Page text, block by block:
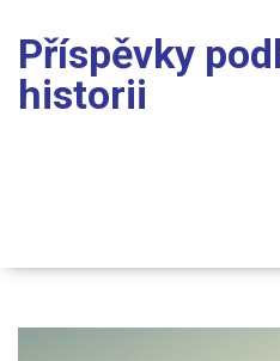
Příspěvky
historii